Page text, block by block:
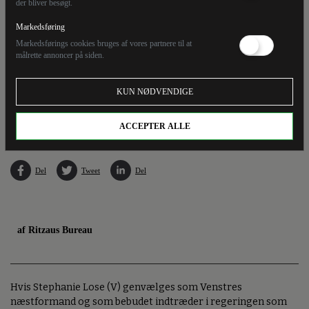
der bliver besøgt.
Markedsføring
Markedsførings cookies bruges af vores partnere til at
målrette annoncer på siden.
KUN NØDVENDIGE
ACCEPTER ALLE
fungerende økonominister under Jakob Ellemann-Jensens sygemelding. (Arkivfoto).
Del Tweet Del
af Ritzaus Bureau
Hvis Stephanie Lose (V) genvælges som Venstres
næstformand og som bebudet indtræder i regeringen som